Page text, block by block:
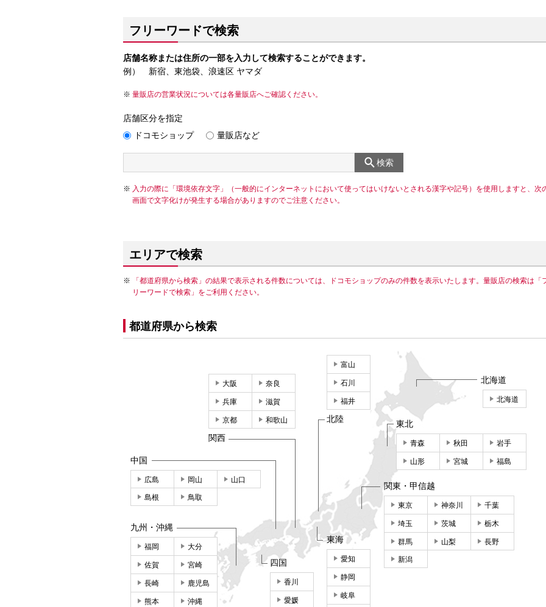
フリーワードで検索
店舗名称または住所の一部を入力して検索することができます。
例） 新宿、東池袋、浪速区 ヤマダ
量販店の営業状況については各量販店へご確認ください。
店舗区分を指定
ドコモショップ
量販店など
検索
入力の際に「環境依存文字」（一般的にインターネットにおいて使ってはいけないとされる漢字や記号）を使用しますと、次
画面で文字化けが発生する場合がありますのでご注意ください。
エリアで検索
「都道府県から検索」の結果で表示される件数については、ドコモショップのみの件数を表示いたします。量販店の検索は「
リーワードで検索」をご利用ください。
都道府県から検索
北海道
北海道
東北
青森 秋田 岩手
山形 宮城 福島
関東・甲信越
東京 神奈川 千葉
埼玉 茨城 栃木
群馬 山梨 長野
新潟
東海
愛知
静岡
岐阜
富山
石川
福井
北陸
大阪 奈良
兵庫 滋賀
京都 和歌山
関西
中国
広島 岡山 山口
島根 鳥取
四国
香川
愛媛
九州・沖縄
福岡 大分
佐賀 宮崎
長崎 鹿児島
熊本 沖縄